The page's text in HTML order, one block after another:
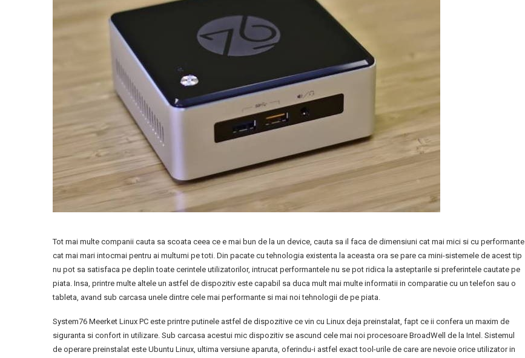
Tot mai multe companii cauta sa scoata ceea ce e mai bun de la un device, cauta sa il faca de dimensiuni cat mai mici si cu performante
cat mai mari intocmai pentru ai multumi pe toti. Din pacate cu tehnologia existenta la aceasta ora se pare ca mini-sistemele de acest tip
nu pot sa satisfaca pe deplin toate cerintele utilizatorilor, intrucat performantele nu se pot ridica la asteptarile si preferintele cautate pe
piata. Insa, printre multe altele un astfel de dispozitiv este capabil sa duca mult mai multe informatii in comparatie cu un telefon sau o
tableta, avand sub carcasa unele dintre cele mai performante si mai noi tehnologii de pe piata.
System76 Meerket Linux PC este printre putinele astfel de dispozitive ce vin cu Linux deja preinstalat, fapt ce ii confera un maxim de
siguranta si confort in utilizare. Sub carcasa acestui mic dispozitiv se ascund cele mai noi procesoare BroadWell de la Intel. Sistemul
de operare preinstalat este Ubuntu Linux, ultima versiune aparuta, oferindu-i astfel exact tool-urile de care are nevoie orice utilizator in